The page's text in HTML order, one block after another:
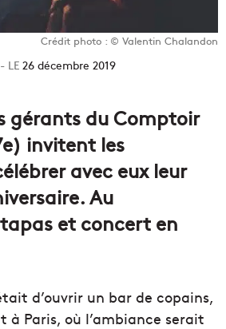
Crédit photo : © Valentin Chalandon
Envoyer26 décembre 2019
gérants du Comptoir
invitent les
avec eux leur
Au
et concert en
d’ouvrir un bar de copains,
à Paris, où l’ambiance serait